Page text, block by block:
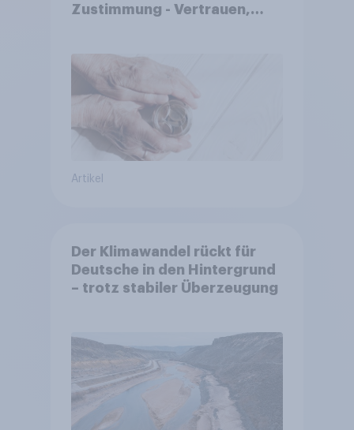
Zustimmung - Vertrauen,
Akzeptanz
Artikel
Der Klimawandel rückt für
Deutsche in den Hintergrund
– trotz stabiler Überzeugung